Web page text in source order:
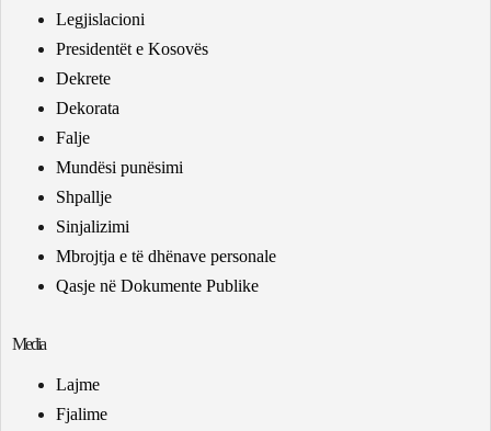
Legjislacioni
Presidentët e Kosovës
Dekrete
Dekorata
Falje
Mundësi punësimi
Shpallje
Sinjalizimi
Mbrojtja e të dhënave personale
Qasje në Dokumente Publike
Media
Lajme
Fjalime